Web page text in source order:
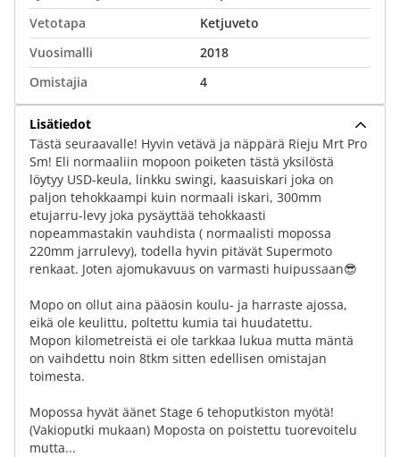
Vetotapa
Ketjuveto
Vuosimalli
2018
Omistajia
4
Lisätiedot
Tästä seuraavalle! Hyvin vetävä ja näppärä Rieju Mrt Pro
Sm! Eli normaaliin mopoon poiketen tästä yksilöstä
löytyy USD-keula, linkku swingi, kaasuiskari joka on
paljon tehokkaampi kuin normaali iskari, 300mm
etujarru-levy joka pysäyttää tehokkaasti
nopeammastakin vauhdista ( normaalisti mopossa
220mm jarrulevy), todella hyvin pitävät Supermoto
renkaat. Joten ajomukavuus on varmasti huipussaan😎
Mopo on ollut aina pääosin koulu- ja harraste ajossa,
eikä ole keulittu, poltettu kumia tai huudatettu.
Mopon kilometreistä ei ole tarkkaa lukua mutta mäntä
on vaihdettu noin 8tkm sitten edellisen omistajan
toimesta.
Mopossa hyvät äänet Stage 6 tehoputkiston myötä!
(Vakioputki mukaan) Moposta on poistettu tuorevoitelu
mutta...